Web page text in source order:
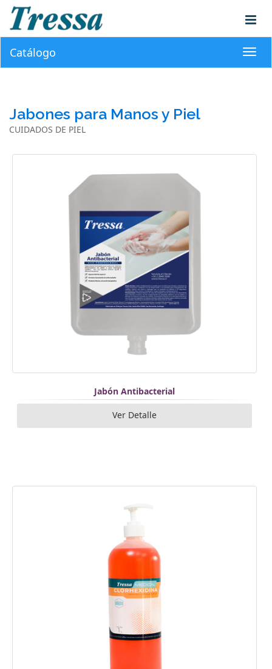
Catálogo
Jabones para Manos y Piel
CUIDADOS DE PIEL
Jabón Antibacterial
Ver Detalle